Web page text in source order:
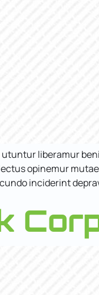
liberamur
opinemur
inciderint